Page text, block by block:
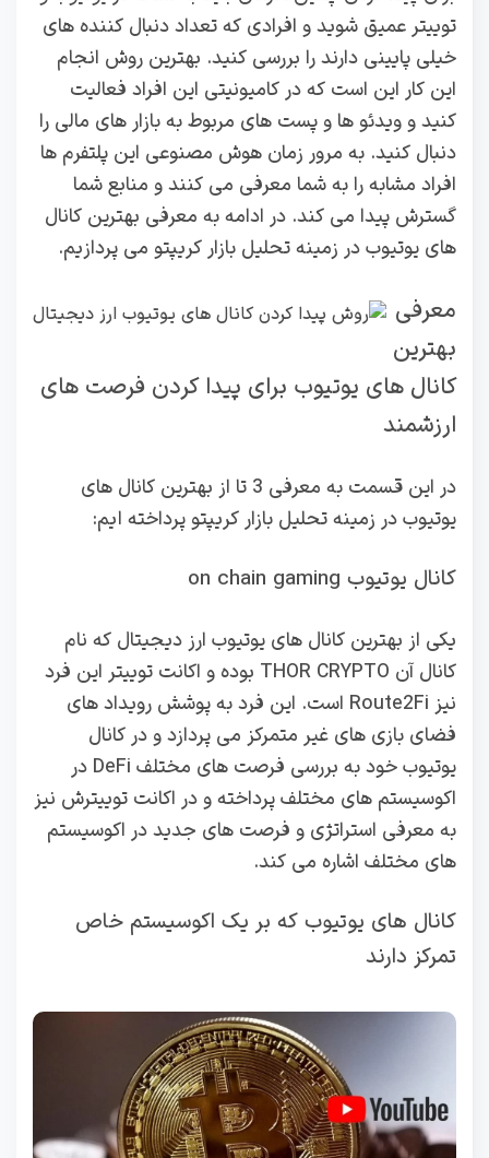
توییتر عمیق شوید و افرادی که تعداد دنبال کننده های
خیلی پایینی دارند را بررسی کنید. بهترین روش انجام
این کار این است که در کامیونیتی این افراد فعالیت
کنید و ویدئو ها و پست های مربوط به بازار های مالی را
دنبال کنید. به مرور زمان هوش مصنوعی این پلتفرم ها
افراد مشابه را به شما معرفی می کنند و منابع شما
گسترش پیدا می کند. در ادامه به معرفی بهترین کانال
های یوتیوب در زمینه تحلیل بازار کریپتو می پردازیم.
معرفی
بهترین
کانال های یوتیوب برای پیدا کردن فرصت های
ارزشمند
در این قسمت به معرفی 3 تا از بهترین کانال های
یوتیوب در زمینه تحلیل بازار کریپتو پرداخته ایم:
کانال یوتیوب on chain gaming
یکی از بهترین کانال های یوتیوب ارز دیجیتال که نام
کانال آن THOR CRYPTO بوده و اکانت توییتر این فرد
نیز Route2Fi است. این فرد به پوشش رویداد های
فضای بازی های غیر متمرکز می پردازد و در کانال
یوتیوب خود به بررسی فرصت های مختلف DeFi در
اکوسیستم های مختلف پرداخته و در اکانت توییترش نیز
به معرفی استراتژی و فرصت های جدید در اکوسیستم
های مختلف اشاره می کند.
کانال های یوتیوب که بر یک اکوسیستم خاص
تمرکز دارند